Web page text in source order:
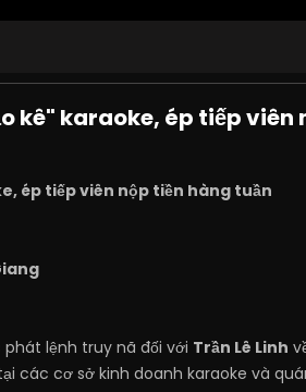
kê" karaoke, ép tiếp viên
ép tiếp viên nộp tiền hàng tuần
lệnh truy nã đối với Trần Lê Linh
các cơ sở kinh doanh karaoke và